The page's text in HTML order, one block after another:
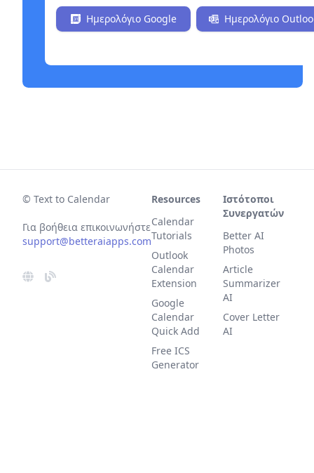
Ημερολόγιο Google Ημερολόγιο
© Text to Calendar
Για βοήθεια επικοινωνήστε
support@betteraiapps.com
Resources
Calendar
Tutorials
Outlook
Calendar
Extension
Google
Calendar
Quick Add
Free ICS
Generator
Ιστότοποι
Συνεργατών
Better AI
Photos
Article
Summarizer
AI
Cover Letter
AI